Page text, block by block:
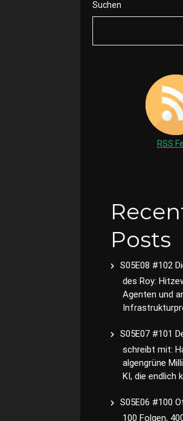
Suchen
RSS
Posts
S05E08 #102
des Roy:
Agenten und
S05E07 #101
schreibt mit:
algengrüne
KI, die endlich
S05E06 #100
100 Folgen,